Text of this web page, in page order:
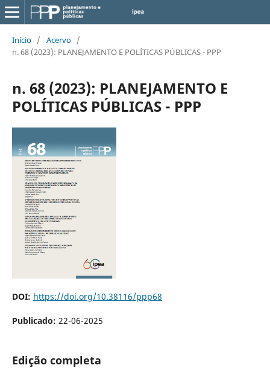
Início / Acervo /
n. 68 (2023): PLANEJAMENTO E POLÍTICAS PÚBLICAS - PPP
n. 68 (2023): PLANEJAMENTO E
POLÍTICAS PÚBLICAS - PPP
DOI: https://doi.org/10.38116/ppp68
Publicado: 22-06-2025
Edição completa